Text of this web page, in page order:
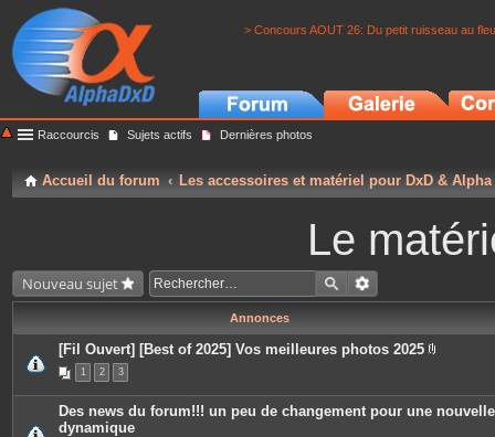
> Concours AOUT 26: Du petit ruisseau au
Raccourcis Sujets actifs Dernières photos
Accueil du forum Les accessoires et matériel pour DxD & Alpha
Le
Nouveau sujet
Annonces
[Fil Ouvert] [Best of 2025] Vos meilleures photos 2025
c
e
1 2 3
Des news du forum!!! un peu de changement pour une nouvelle
dynamique